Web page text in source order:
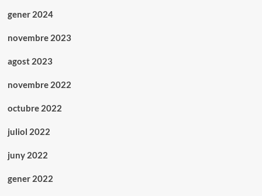
gener 2024
novembre 2023
agost 2023
novembre 2022
octubre 2022
juliol 2022
juny 2022
gener 2022